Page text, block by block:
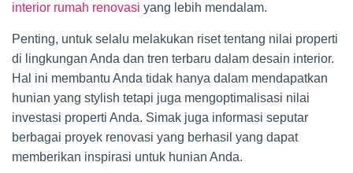
interior rumah renovasi yang lebih mendalam.
Penting, untuk selalu melakukan riset tentang nilai properti
di lingkungan Anda dan tren terbaru dalam desain interior.
Hal ini membantu Anda tidak hanya dalam mendapatkan
hunian yang stylish tetapi juga mengoptimalisasi nilai
investasi properti Anda. Simak juga informasi seputar
berbagai proyek renovasi yang berhasil yang dapat
memberikan inspirasi untuk hunian Anda.